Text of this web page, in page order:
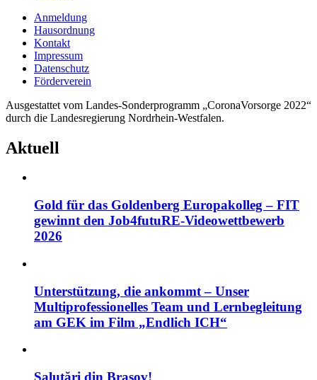
Anmeldung
Hausordnung
Kontakt
Impressum
Datenschutz
Förderverein
Ausgestattet vom Landes-Sonderprogramm „CoronaVorsorge 2022“
durch die Landesregierung Nordrhein-Westfalen.
Aktuell
Gold für das Goldenberg Europakolleg – FIT
gewinnt den Job4futuRE-Videowettbewerb
2026
Unterstützung, die ankommt – Unser
Multiprofessionelles Team und Lernbegleitung
am GEK im Film „Endlich ICH“
Salutări din Brașov!